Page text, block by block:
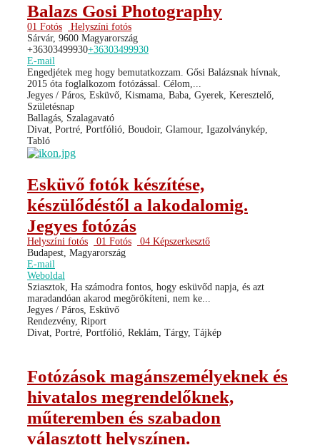
Balazs Gosi Photography
01 Fotós
Helyszíni fotós
Sárvár, 9600 Magyarország
+36303499930+36303499930
E-mail
Engedjétek meg hogy bemutatkozzam. Gősi Balázsnak hívnak,
2015 óta foglalkozom fotózással. Célom,...
Jegyes / Páros, Esküvő, Kismama, Baba, Gyerek, Keresztelő,
Születésnap
Ballagás, Szalagavató
Divat, Portré, Portfólió, Boudoir, Glamour, Igazolványkép,
Tabló
Esküvő fotók készítése,
készülődéstől a lakodalomig.
Jegyes fotózás
Helyszíni fotós 01 Fotós
04 Képszerkesztő
Budapest, Magyarország
E-mail
Weboldal
Sziasztok, Ha számodra fontos, hogy esküvőd napja, és azt
maradandóan akarod megörökíteni, nem ke...
Jegyes / Páros, Esküvő
Rendezvény, Riport
Divat, Portré, Portfólió, Reklám, Tárgy, Tájkép
Fotózások magánszemélyeknek és
hivatalos megrendelőknek,
műteremben és szabadon
választott helyszínen.